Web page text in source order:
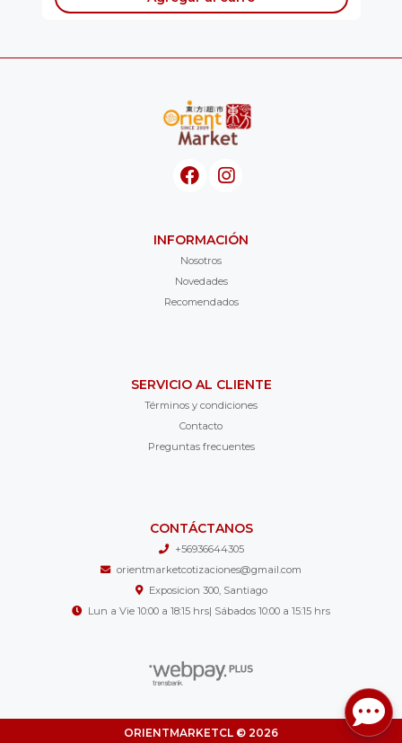
INFORMACIÓN
Nosotros
Novedades
Recomendados
SERVICIO AL CLIENTE
Términos y condiciones
Contacto
Preguntas frecuentes
CONTÁCTANOS
+56936644305
orientmarketcotizaciones@gmail.com
Exposicion 300, Santiago
Lun a Vie 10:00 a 18:15 hrs| Sábados 10:00 a 15:15 hrs
ORIENTMARKETCL © 2026